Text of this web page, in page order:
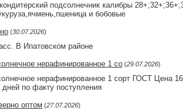
подсолнечник калибры
и бобовые
(30.07.2026)
В Ипатовском районе
нерафинированное 1 со (29.07.2026)
нерафинированное 1 сорт ГОСТ Цена
дней по факту поступления
оптом (27.07.2026)